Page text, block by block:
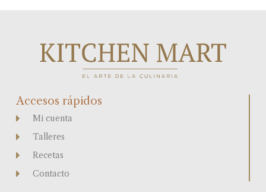
Accesos rápidos
Mi cuenta
Talleres
Recetas
Contacto